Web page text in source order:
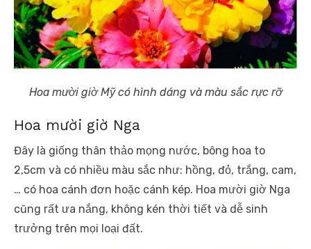
Hoa mười giờ Mỹ có hình dáng và màu sắc rực rỡ
Hoa mười giờ Nga
Đây là giống thân thảo mọng nước, bông hoa to
2,5cm và có nhiều màu sắc như: hồng, đỏ, trắng, cam,
… có hoa cánh đơn hoặc cánh kép. Hoa mười giờ Nga
cũng rất ưa nắng, không kén thời tiết và dễ sinh
trưởng trên mọi loại đất.